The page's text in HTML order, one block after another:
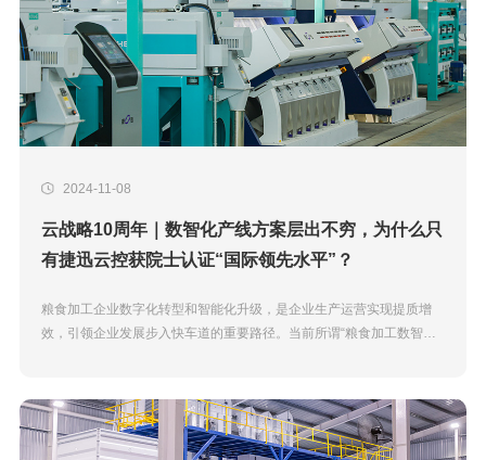
2024-11-08
云战略10周年｜数智化产线方案层出不穷，为什么只
有捷迅云控获院士认证“国际领先水平”？
粮食加工企业数字化转型和智能化升级，是企业生产运营实现提质增
效，引领企业发展步入快车道的重要路径。当前所谓“粮食加工数智化